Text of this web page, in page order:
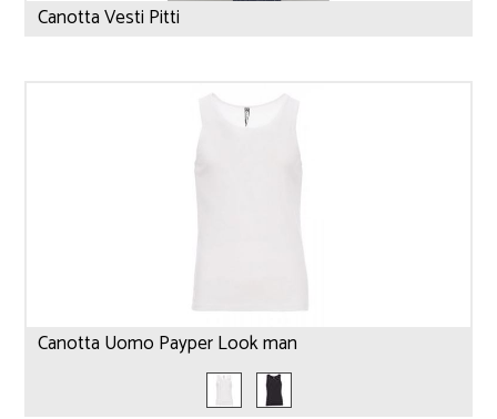
Canotta Vesti Pitti
Canotta Uomo Payper Look man